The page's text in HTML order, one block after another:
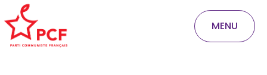
MENU